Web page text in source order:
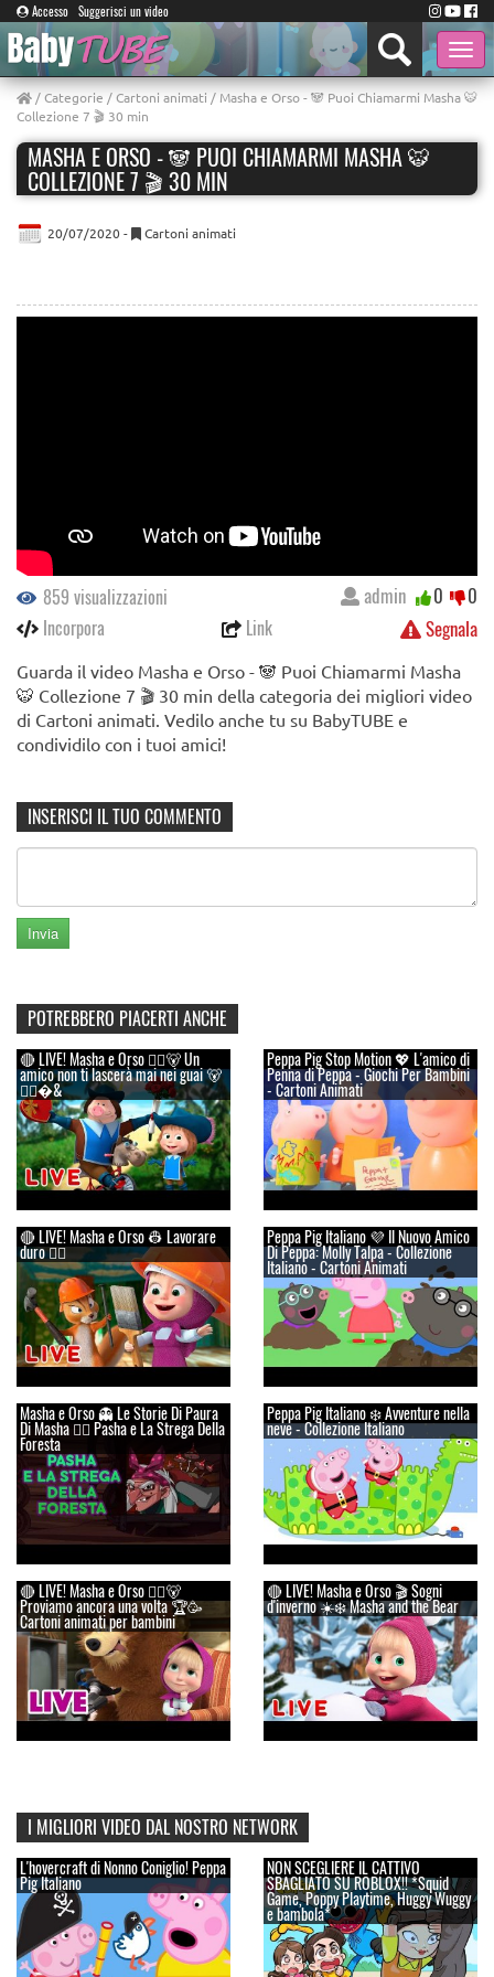
Accesso Suggerisci un video
Toggle
/Categorie /Cartoni animati / Masha e Orso - 🐼 Puoi Chiamarmi Masha 🐯
Сollezione 7 🎬 30 min
MASHA E ORSO - 🐼 PUOI CHIAMARMI MASHA 🐯
СOLLEZIONE 7 🎬 30 MIN
20/07/2020 - Cartoni animati
859 visualizzazioni
Incorpora
Link Segnala
admin 0 0
Guarda il video Masha e Orso - 🐼 Puoi Chiamarmi Masha
🐯 Сollezione 7 🎬 30 min della categoria dei migliori video
di Cartoni animati. Vedilo anche tu su BabyTUBE e
condividilo con i tuoi amici!
INSERISCI IL TUO COMMENTO
POTREBBERO PIACERTI ANCHE
🔴 LIVE! Masha e Orso 👱‍♀️🐻 Un
amico non ti lascerà mai nei guai 🐻
👱‍♀�&
Peppa Pig Stop Motion 💖 L'amico di
Penna di Peppa - Giochi Per Bambini
- Cartoni Animati
🔴 LIVE! Masha e Orso 👷 Lavorare
duro 👱‍♀️
Peppa Pig Italiano 💜 Il Nuovo Amico
Di Peppa: Molly Talpa - Collezione
Italiano - Cartoni Animati
Masha e Orso 👻 Le Storie Di Paura
Di Masha 👱‍♂️ Pasha e La Strega Della
Foresta
Peppa Pig Italiano ❄️ Avventure nella
neve - Collezione Italiano
🔴 LIVE! Masha e Orso 👱‍♀️🐻
Proviamo ancora una volta 🏆🥳
Cartoni animati per bambini
🔴 LIVE! Masha e Orso 🎬 Sogni
d'inverno ☀️❄️ Masha and the Bear
I MIGLIORI VIDEO DAL NOSTRO NETWORK
L'hovercraft di Nonno Coniglio! Peppa
Pig Italiano
NON SCEGLIERE IL CATTIVO
SBAGLIATO SU ROBLOX!! *Squid
Game, Poppy Playtime, Huggy Wuggy
e bambola*